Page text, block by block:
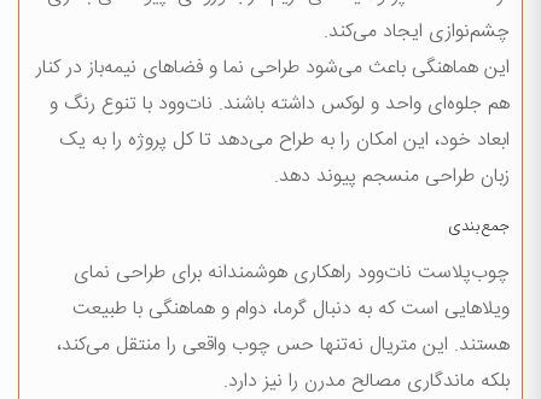
چشم‌نوازی ایجاد می‌کند.
این هماهنگی باعث می‌شود طراحی نما و فضاهای نیمه‌باز در کنار
هم جلوه‌ای واحد و لوکس داشته باشند. نات‌وود با تنوع رنگ و
ابعاد خود، این امکان را به طراح می‌دهد تا کل پروژه را به یک
زبان طراحی منسجم پیوند دهد.
جمع‌بندی
چوب‌پلاست نات‌وود راهکاری هوشمندانه برای طراحی نمای
ویلاهایی است که به دنبال گرما، دوام و هماهنگی با طبیعت
هستند. این متریال نه‌تنها حس چوب واقعی را منتقل می‌کند،
بلکه ماندگاری مصالح مدرن را نیز دارد.